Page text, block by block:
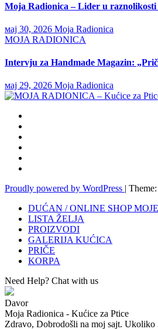
Moja Radionica – Lider u raznolikosti
мај 30, 2026 Moja Radionica
MOJA RADIONICA
Intervju za Handmade Magazin:
мај 29, 2026 Moja Radionica
Proudly powered by WordPress | Theme:
DUĆAN / ONLINE SHOP
LISTA ŽELJA
PROIZVODI
GALERIJA KUĆICA
PRIČE
KORPA
Need Help? Chat with us
Davor
Moja Radionica - Kućice za Ptice
Zdravo, Dobrodošli na moj sajt. Ukoliko